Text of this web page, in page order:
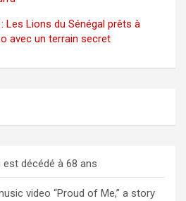
Les Lions du Sénégal prêts à
avec un terrain secret
est décédé à 68 ans
video “Proud of Me,” a story